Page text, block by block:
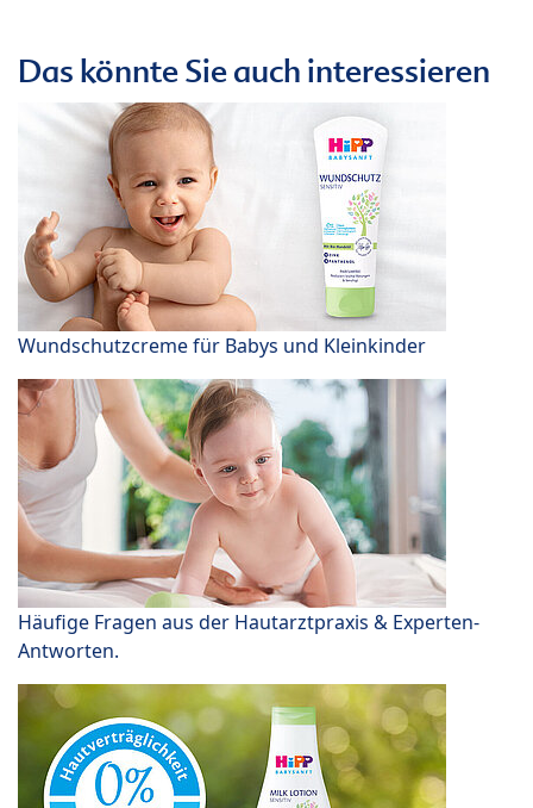
Das könnte Sie auch interessieren
Wundschutzcreme für Babys und Kleinkinder
Häufige Fragen aus der Hautarztpraxis & Experten-
Antworten.